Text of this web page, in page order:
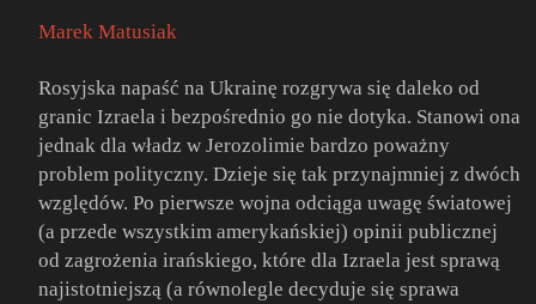
Marek Matusiak
Rosyjska napaść na Ukrainę rozgrywa się daleko od
granic Izraela i bezpośrednio go nie dotyka. Stanowi ona
jednak dla władz w Jerozolimie bardzo poważny
problem polityczny. Dzieje się tak przynajmniej z dwóch
względów. Po pierwsze wojna odciąga uwagę światowej
(a przede wszystkim amerykańskiej) opinii publicznej
od zagrożenia irańskiego, które dla Izraela jest sprawą
najistotniejszą (a równolegle decyduje się sprawa